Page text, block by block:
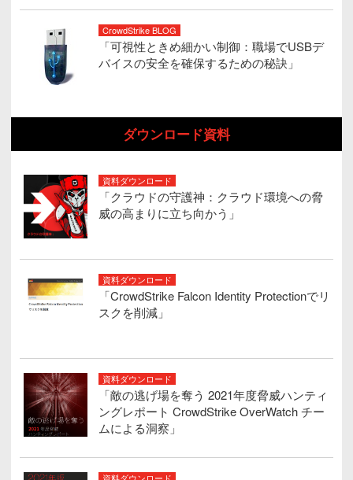
CrowdStrike BLOG
「可視性ときめ細かい制御：職場でUSBデ
バイスの安全を確保するための秘訣」
ダウンロード資料
資料ダウンロード
「クラウドの守護神：クラウド環境への脅
威の高まりに立ち向かう」
資料ダウンロード
「CrowdStrike Falcon Identity Protectionでリ
スクを削減」
資料ダウンロード
「敵の逃げ場を奪う 2021年度脅威ハンティ
ングレポート CrowdStrike OverWatch チー
ムによる洞察」
資料ダウンロード